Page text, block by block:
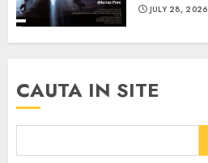
JULY 28, 2026
CAUTA IN SITE